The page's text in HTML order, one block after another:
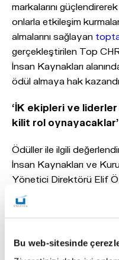
Bu web-sitesinde
markalarını
onlarla etkileşim
almalarını sağlayan
gerçekleştirilen Top
İnsan Kaynakları
ödül almaya hak kazandı.
‘İK ekipleri ve
kilit rol oynayacaklar’
Ödüller ile ilgili
İnsan Kaynakları ve
Yönetici Direktörü Elif
sene üst üste en
aldığımız ve Top
olarak finansal